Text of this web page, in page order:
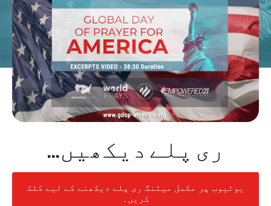
ری پلے دیکھیں...
یوٹیوب پر مکمل میٹنگ ری پلے دیکھنے کے لیے کلک
کریں۔